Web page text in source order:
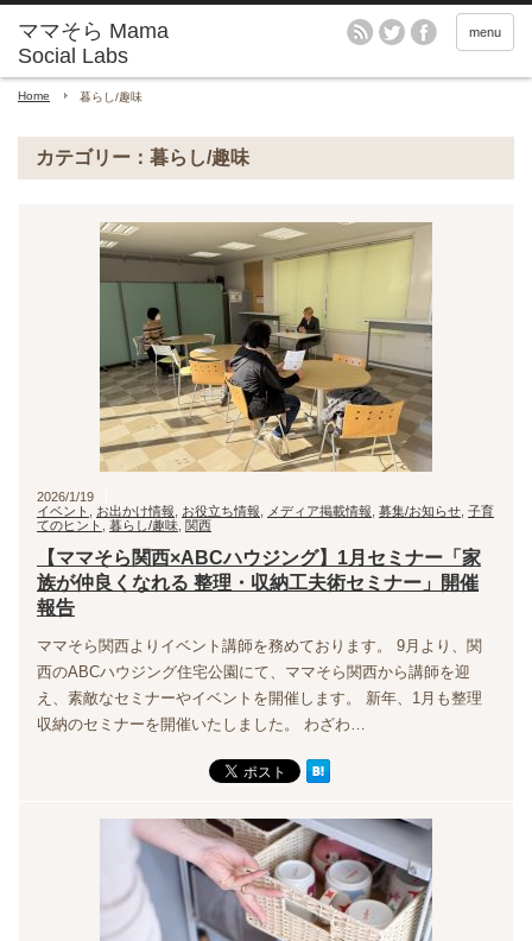
menu
Home 暮らし/趣味
カテゴリー：暮らし/趣味
2026/1/19
イベント
お出かけ情報 お役立ち情報 メディア掲載情報 募集/お知らせ 子育
てのヒント
暮らし/趣味 関西
【ママそら関西×ABCハウジング】1月セミナー「家
族が仲良くなれる 整理・収納工夫術セミナー」開催
報告
ママそら関西よりイベント講師を務めております。 9月より、関
西のABCハウジング住宅公園にて、ママそら関西から講師を迎
え、素敵なセミナーやイベントを開催します。 新年、1月も整理
収納のセミナーを開催いたしました。 わざわ…